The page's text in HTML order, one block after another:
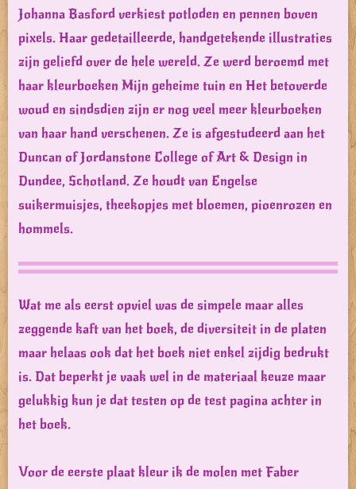
Johanna Basford verkiest potloden en pennen boven
pixels. Haar gedetailleerde, handgetekende illustraties
zijn geliefd over de hele wereld. Ze werd beroemd met
haar kleurboeken Mijn geheime tuin en Het betoverde
woud en sindsdien zijn er nog veel meer kleurboeken
van haar hand verschenen. Ze is afgestudeerd aan het
Duncan of Jordanstone College of Art & Design in
Dundee, Schotland. Ze houdt van Engelse
suikermuisjes, theekopjes met bloemen, pioenrozen en
hommels.
Wat me als eerst opviel was de simpele maar alles
zeggende kaft van het boek, de diversiteit in de platen
maar helaas ook dat het boek niet enkel zijdig bedrukt
is. Dat beperkt je vaak wel in de materiaal keuze maar
gelukkig kun je dat testen op de test pagina achter in
het boek.
Voor de eerste plaat kleur ik de molen met Faber